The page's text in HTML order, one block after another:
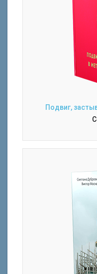
Подвиг,